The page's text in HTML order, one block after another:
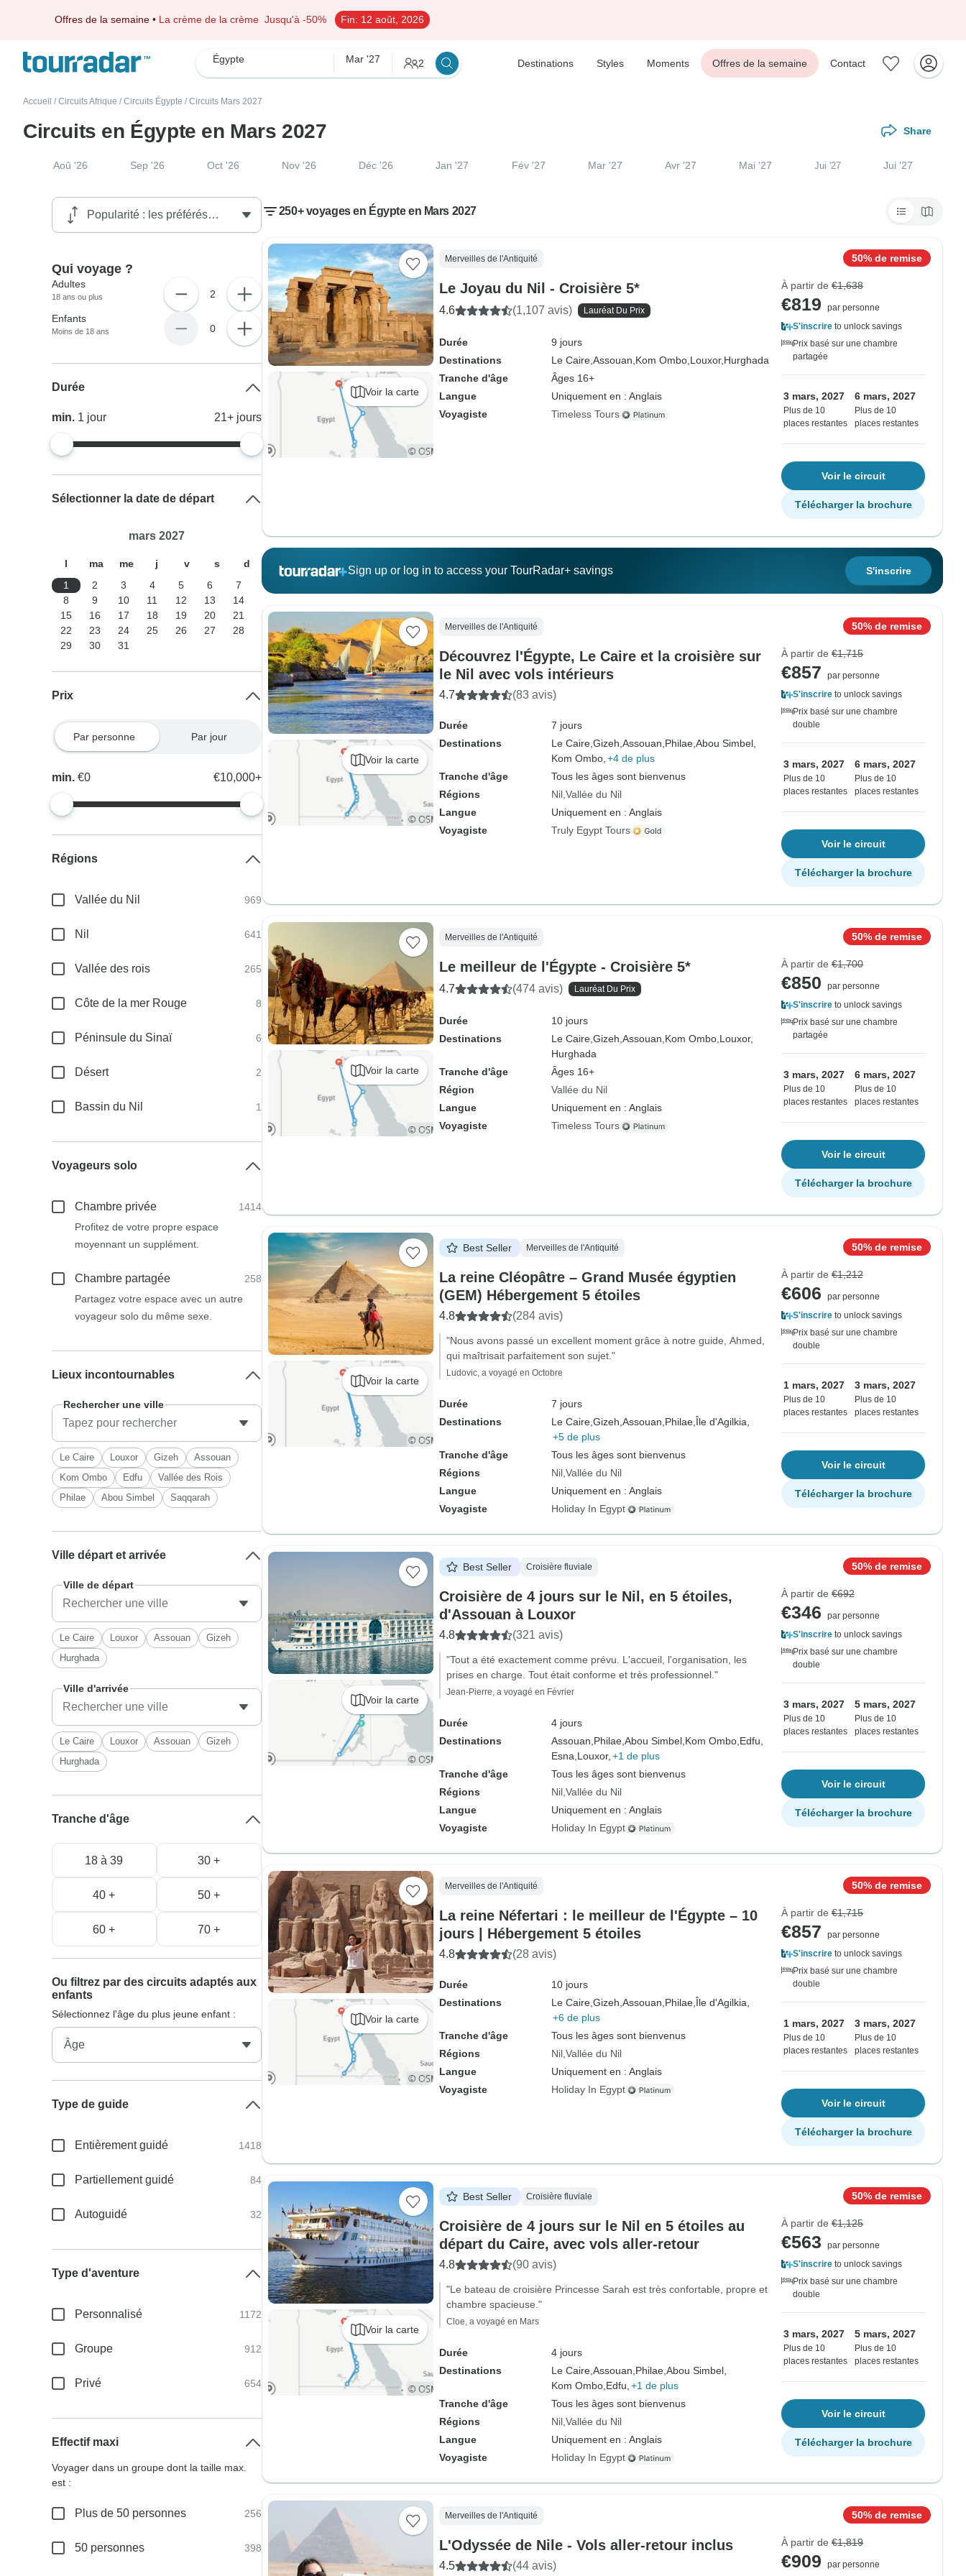
Offres de la semaine • La crème de la crème Jusqu'à -50% Fin: 12 août, 2026
Égypte Mar '27 2 Destinations Styles Moments Offres de la semaine Contact
Accueil / Circuits Afrique / Circuits Égypte / Circuits Mars 2027
Circuits en Égypte en Mars 2027 Share
Aoû '26 Sep '26 Oct '26 Nov '26 Déc '26 Jan '27 Fév '27 Mar '27 Avr '27 Mai '27 Jui '27 Jui '27
250+ voyages en Égypte en Mars 2027
Voir la carte
Merveilles de l'Antiquité
Le Joyau du Nil - Croisière 5*
4.6 (1,107 avis) Lauréat Du Prix
Durée
9 jours
Destinations
Le Caire, Assouan, Kom Ombo, Louxor, Hurghada
Tranche d'âge
Âges 16+
Langue
Uniquement en : Anglais
Voyagiste
Timeless Tours
50% de remise
À partir de €1,638
€819
par personne
S'inscrire to unlock savings
Prix basé sur une chambre
partagée
3 mars, 2027
Plus de 10
places restantes
6 mars, 2027
Plus de 10
places restantes
Voir le circuit
Télécharger la brochure
Sign up or log in to access your TourRadar+ savings S'inscrire
Voir la carte
Merveilles de l'Antiquité
Découvrez l'Égypte, Le Caire et la croisière sur
le Nil avec vols intérieurs
4.7 (83 avis)
Durée
7 jours
Destinations
Le Caire, Gizeh, Assouan, Philae, Abou Simbel,
Kom Ombo, +4 de plus
Tranche d'âge
Tous les âges sont bienvenus
Régions
Nil Vallée du Nil
Langue
Uniquement en : Anglais
Voyagiste
Truly Egypt Tours
50% de remise
À partir de €1,715
€857
par personne
S'inscrire to unlock savings
Prix basé sur une chambre
double
3 mars, 2027
Plus de 10
places restantes
6 mars, 2027
Plus de 10
places restantes
Voir le circuit
Télécharger la brochure
Voir la carte
Merveilles de l'Antiquité
Le meilleur de l'Égypte - Croisière 5*
4.7 (474 avis) Lauréat Du Prix
Durée
10 jours
Destinations
Le Caire, Gizeh, Assouan, Kom Ombo, Louxor,
Hurghada
Tranche d'âge
Âges 16+
Région
Vallée du Nil
Langue
Uniquement en : Anglais
Voyagiste
Timeless Tours
50% de remise
À partir de €1,700
€850
par personne
S'inscrire to unlock savings
Prix basé sur une chambre
partagée
3 mars, 2027
Plus de 10
places restantes
6 mars, 2027
Plus de 10
places restantes
Voir le circuit
Télécharger la brochure
Voir la carte
Best Seller Merveilles de l'Antiquité
La reine Cléopâtre – Grand Musée égyptien
(GEM) Hébergement 5 étoiles
4.8 (284 avis)
"Nous avons passé un excellent moment grâce à notre guide, Ahmed,
qui maîtrisait parfaitement son sujet."
Ludovic, a voyagé en Octobre
Durée
7 jours
Destinations
Le Caire, Gizeh, Assouan, Philae, Île d'Agilkia,
+5 de plus
Tranche d'âge
Tous les âges sont bienvenus
Régions
Nil Vallée du Nil
Langue
Uniquement en : Anglais
Voyagiste
Holiday In Egypt
50% de remise
À partir de €1,212
€606
par personne
S'inscrire to unlock savings
Prix basé sur une chambre
double
1 mars, 2027
Plus de 10
places restantes
3 mars, 2027
Plus de 10
places restantes
Voir le circuit
Télécharger la brochure
Voir la carte
Best Seller Croisière fluviale
Croisière de 4 jours sur le Nil, en 5 étoiles,
d'Assouan à Louxor
4.8 (321 avis)
"Tout a été exactement comme prévu. L'accueil, l'organisation, les
prises en charge. Tout était conforme et très professionnel."
Jean-Pierre, a voyagé en Février
Durée
4 jours
Destinations
Assouan, Philae, Abou Simbel, Kom Ombo, Edfu,
Esna, Louxor, +1 de plus
Tranche d'âge
Tous les âges sont bienvenus
Régions
Nil Vallée du Nil
Langue
Uniquement en : Anglais
Voyagiste
Holiday In Egypt
50% de remise
À partir de €692
€346
par personne
S'inscrire to unlock savings
Prix basé sur une chambre
double
3 mars, 2027
Plus de 10
places restantes
5 mars, 2027
Plus de 10
places restantes
Voir le circuit
Télécharger la brochure
Voir la carte
Merveilles de l'Antiquité
La reine Néfertari : le meilleur de l'Égypte – 10
jours | Hébergement 5 étoiles
4.8 (28 avis)
Durée
10 jours
Destinations
Le Caire, Gizeh, Assouan, Philae, Île d'Agilkia,
+6 de plus
Tranche d'âge
Tous les âges sont bienvenus
Régions
Nil Vallée du Nil
Langue
Uniquement en : Anglais
Voyagiste
Holiday In Egypt
50% de remise
À partir de €1,715
€857
par personne
S'inscrire to unlock savings
Prix basé sur une chambre
double
1 mars, 2027
Plus de 10
places restantes
3 mars, 2027
Plus de 10
places restantes
Voir le circuit
Télécharger la brochure
Voir la carte
Best Seller Croisière fluviale
Croisière de 4 jours sur le Nil en 5 étoiles au
départ du Caire, avec vols aller-retour
4.8 (90 avis)
"Le bateau de croisière Princesse Sarah est très confortable, propre et
chambre spacieuse."
Cloe, a voyagé en Mars
Durée
4 jours
Destinations
Le Caire, Assouan, Philae, Abou Simbel,
Kom Ombo, Edfu, +1 de plus
Tranche d'âge
Tous les âges sont bienvenus
Régions
Nil Vallée du Nil
Langue
Uniquement en : Anglais
Voyagiste
Holiday In Egypt
50% de remise
À partir de €1,125
€563
par personne
S'inscrire to unlock savings
Prix basé sur une chambre
double
3 mars, 2027
Plus de 10
places restantes
5 mars, 2027
Plus de 10
places restantes
Voir le circuit
Télécharger la brochure
Merveilles de l'Antiquité
L'Odyssée de Nile - Vols aller-retour inclus
4.5 (44 avis)
50% de remise
À partir de €1,819
€909 par personne
Qui voyage ?
Adultes
18 ans ou plus 2
Enfants
Moins de 18 ans 0
Durée
min. 1 jour 21+ jours
Sélectionner la date de départ
mars 2027
l ma me j v s
d
1
2 3 4 5 6
7
8
9 10 11 12 13
14
15
16 17 18 19 20
21
22
23 24 25 26 27
28
29
30 31
Prix
Par personne Par jour
min.€0 €10,000+
Régions
Vallée du Nil 969
Nil 641
Vallée des rois 265
Côte de la mer Rouge 8
Péninsule du Sinaï 6
Désert 2
Bassin du Nil 1
Voyageurs solo
Chambre privée
1414
Profitez de votre propre espace
moyennant un supplément.
Chambre partagée
258
Partagez votre espace avec un autre
voyageur solo du même sexe.
Lieux incontournables
Rechercher une ville
Le Caire Louxor Gizeh
Assouan
Kom Ombo
Edfu
Vallée des Rois
Philae
Abou Simbel Saqqarah
Ville départ et arrivée
Ville de départ
Le Caire Louxor Assouan
Gizeh
Hurghada
Ville d'arrivée
Le Caire Louxor Assouan
Gizeh
Hurghada
Tranche d'âge
18 à 39 30 +
40 + 50 +
60 + 70 +
Ou filtrez par des circuits adaptés aux
enfants
Sélectionnez l'âge du plus jeune enfant :
Type de guide
Entièrement guidé 1418
Partiellement guidé 84
Autoguidé 32
Type d'aventure
Personnalisé 1172
Groupe 912
Privé 654
Effectif maxi
Voyager dans un groupe dont la taille max.
est :
Plus de 50 personnes 256
50 personnes 398